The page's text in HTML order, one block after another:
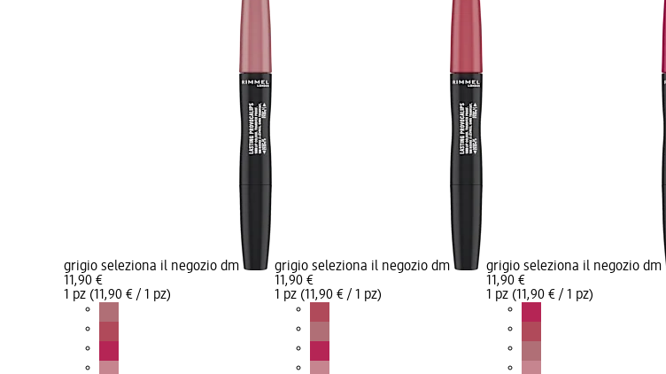
grigio seleziona il negozio dm
11,90 €
1 pz (11,90 € / 1 pz)
grigio seleziona il negozio dm
11,90 €
1 pz (11,90 € / 1 pz)
grigio seleziona il negozio dm
11,90 €
1 pz (11,90 € / 1 pz)